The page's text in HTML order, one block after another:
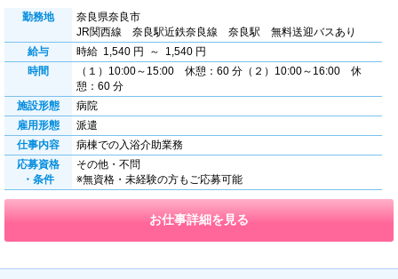
勤務地
奈良県奈良市
JR関西線 奈良駅近鉄奈良線 奈良駅 無料送迎バスあり
給与
時給 1,540 円 ～ 1,540 円
時間
（１）10:00～15:00 休憩：60 分（２）10:00～16:00 休
憩：60 分
施設形態
病院
雇用形態
派遣
仕事内容
病棟での入浴介助業務
応募資格
・条件
その他・不問
※無資格・未経験の方もご応募可能
お仕事詳細を見る